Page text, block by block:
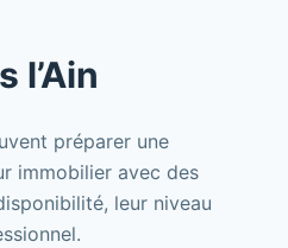
l’Ain
préparer une
immobilier avec des
leur niveau